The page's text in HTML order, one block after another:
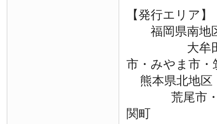
【発行エリア】
福岡県南地
大牟田市
市・みやま市・
熊本県北地区
荒尾市・玉
関町